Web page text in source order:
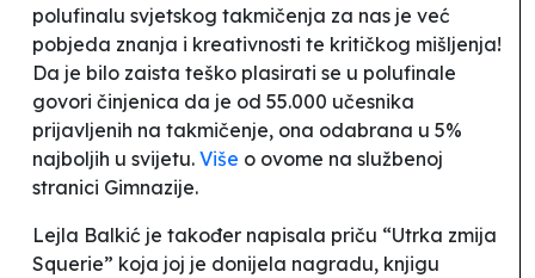
polufinalu svjetskog takmičenja za nas je već
pobjeda znanja i kreativnosti te kritičkog mišljenja!
Da je bilo zaista teško plasirati se u polufinale
govori činjenica da je od 55.000 učesnika
prijavljenih na takmičenje, ona odabrana u 5%
najboljih u svijetu. Više o ovome na službenoj
stranici Gimnazije.
Lejla Balkić je također napisala priču “Utrka zmija
Squerie” koja joj je donijela nagradu, knjigu